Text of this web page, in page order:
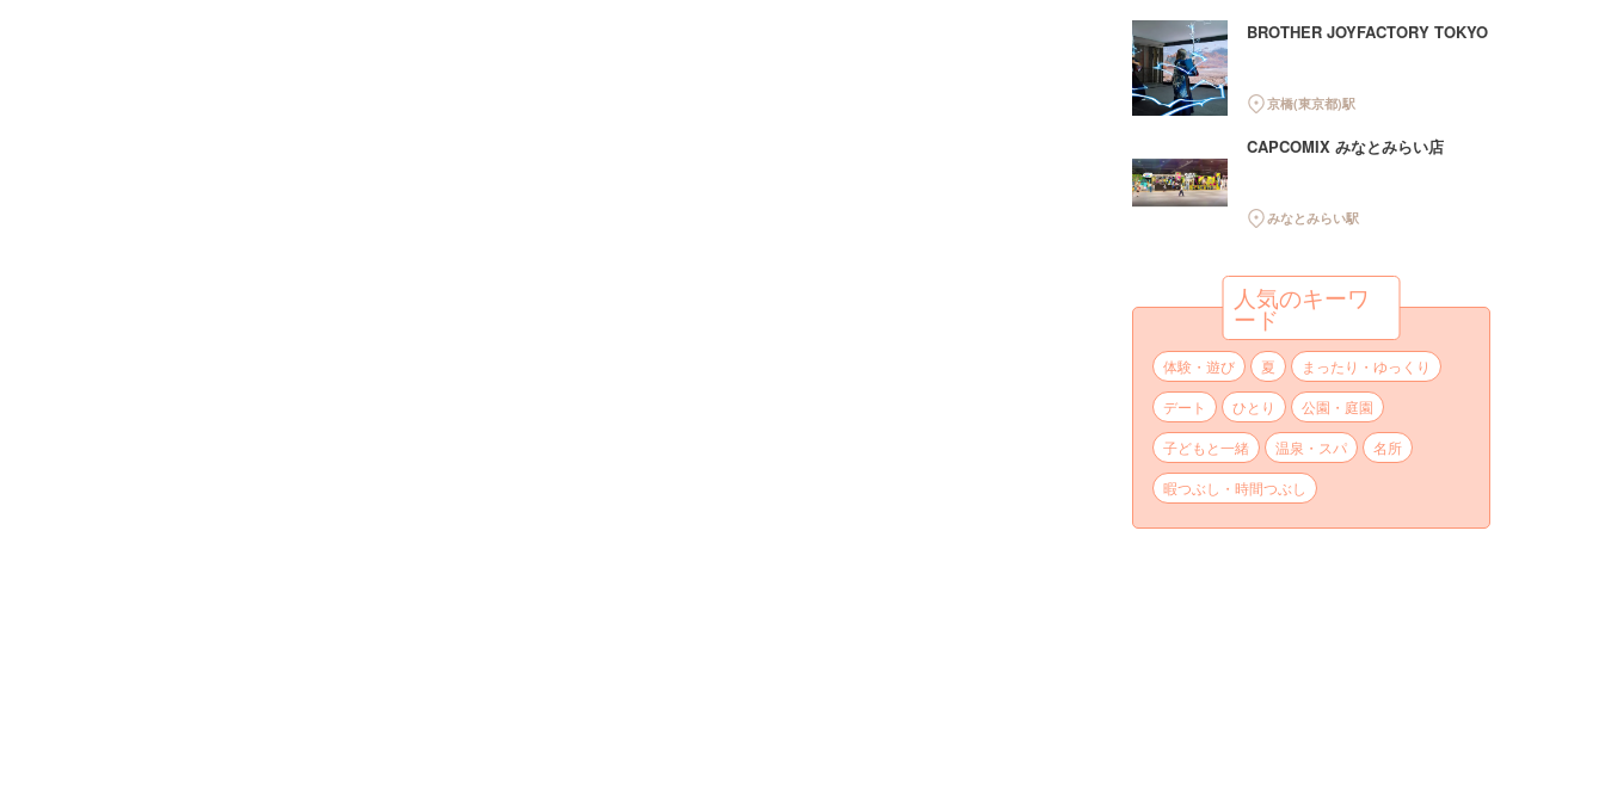
BROTHER JOYFACTORY TOKYO
京橋(東京都)駅
CAPCOMIX みなとみらい店
みなとみらい駅
人気のキーワ
ード
体験・遊び 夏
まったり・ゆっくり
デート
ひとり
公園・庭園
子どもと一緒
温泉・スパ
名所
暇つぶし・時間つぶし